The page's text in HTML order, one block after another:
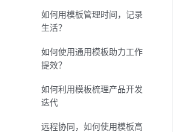
如何用模板管理时间，记录
生活？
如何使用通用模板助力工作
提效？
如何利用模板梳理产品开发
迭代
远程协同，如何使用模板高